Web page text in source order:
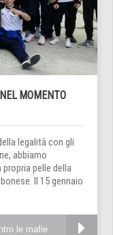
MOMENTO
legalità con gli
abbiamo
pelle della
Il 15 gennaio
le mafie